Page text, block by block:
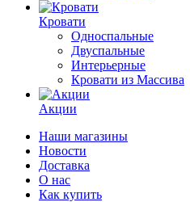
Кровати
Односпальные
Двуспальные
Интерьерные
Кровати из Массива
Акции
Наши магазины
Новости
Доставка
О нас
Как купить